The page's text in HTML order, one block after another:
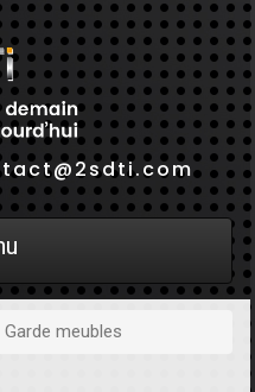
Garde meubles